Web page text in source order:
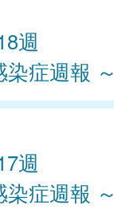
週
染症週報 ～
週
染症週報 ～